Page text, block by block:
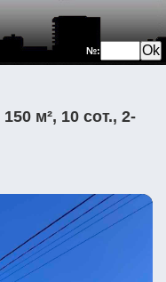
№:
м², 10 сот., 2-